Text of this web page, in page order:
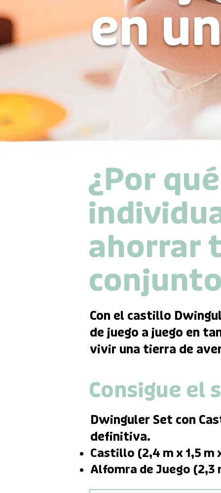
en
¿Por
ahorrar
Con el castillo
de juego a juego en
vivir una tierra de
Consigue el
Dwinguler Set con
definitiva.​​
Castillo (2,4 m x 1,5 m
Alfomra de Juego (2,3